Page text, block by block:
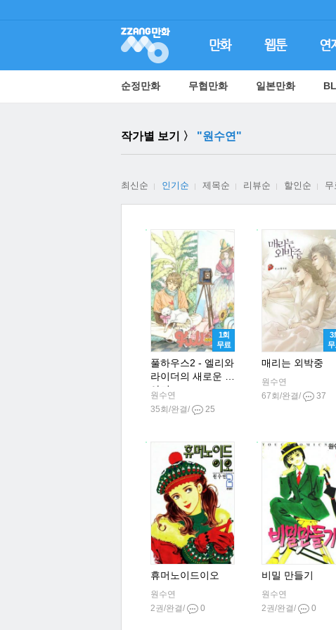
순정만화 무협만화 일본만화
작가별 보기 〉 "원수연"
최신순 인기순 제목순 리뷰순 할인순 무
1회
무료
풀하우스2 - 엘리와
라이더의 새로운 이
야기
원수연
35회/완결/
25
3
무
매리는 외박중
원수연
67회/완결/
37
휴머노이드이오
원수연
2권/완결/
0
비밀 만들기
원수연
2권/완결/
0